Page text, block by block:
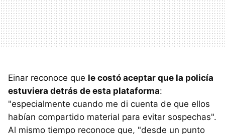
Einar reconoce que le costó aceptar que la policía
estuviera detrás de esta plataforma:
"especialmente cuando me di cuenta de que ellos
habían compartido material para evitar sospechas".
Al mismo tiempo reconoce que, "desde un punto